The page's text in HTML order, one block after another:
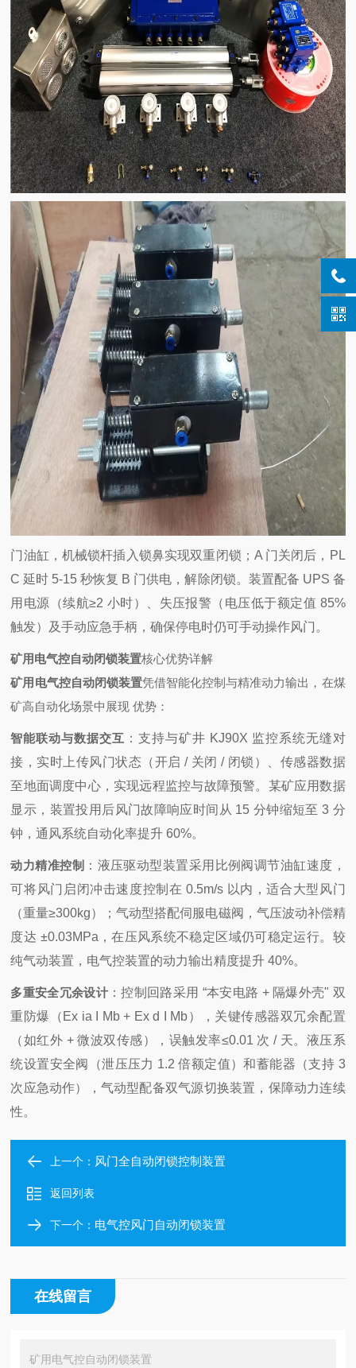
门油缸，机械锁杆插入锁鼻实现双重闭锁；A 门关闭后，PL
C 延时 5-15 秒恢复 B 门供电，解除闭锁。装置配备 UPS 备
用电源（续航≥2 小时）、失压报警（电压低于额定值 85%
触发）及手动应急手柄，确保停电时仍可手动操作风门。
矿用电气控自动闭锁装置核心优势详解
矿用电气控自动闭锁装置凭借智能化控制与精准动力输出，在煤
矿高自动化场景中展现 优势：
智能联动与数据交互 ：支持与矿井 KJ90X 监控系统无缝对
接，实时上传风门状态（开启 / 关闭 / 闭锁）、传感器数据
至地面调度中心，实现远程监控与故障预警。某矿应用数据
显示，装置投用后风门故障响应时间从 15 分钟缩短至 3 分
钟，通风系统自动化率提升 60%。
动力精准控制 ：液压驱动型装置采用比例阀调节油缸速度，
可将风门启闭冲击速度控制在 0.5m/s 以内，适合大型风门
（重量≥300kg）；气动型搭配伺服电磁阀，气压波动补偿精
度达 ±0.03MPa，在压风系统不稳定区域仍可稳定运行。较
纯气动装置，电气控装置的动力输出精度提升 40%。
多重安全冗余设计 ：控制回路采用 “本安电路 + 隔爆外壳" 双
重防爆（Ex ia I Mb + Ex d I Mb），关键传感器双冗余配置
（如红外 + 微波双传感），误触发率≤0.01 次 / 天。液压系
统设置安全阀（泄压压力 1.2 倍额定值）和蓄能器（支持 3
次应急动作），气动型配备双气源切换装置，保障动力连续
性。
上一个： 风门全自动闭锁控制装置
返回列表
下一个： 电气控风门自动闭锁装置
在线留言